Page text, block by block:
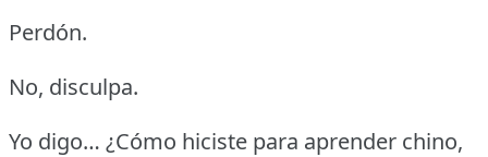
Perdón.
No, disculpa.
Yo digo… ¿Cómo hiciste para aprender chino,